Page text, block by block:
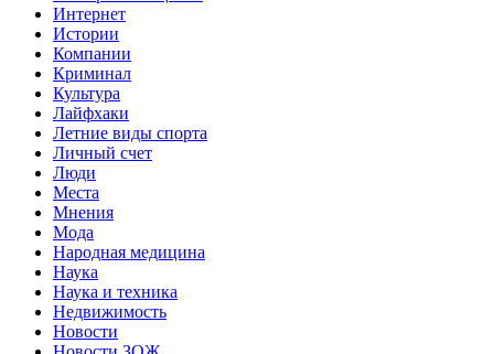
Интернет
Истории
Компании
Криминал
Культура
Лайфхаки
Летние виды спорта
Личный счет
Люди
Места
Мнения
Мода
Народная медицина
Наука
Наука и техника
Недвижимость
Новости